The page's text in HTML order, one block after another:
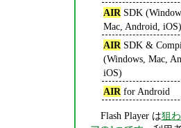
AIR SDK
Mac, Android, iOS)
AIR SDK &
(Windows, Mac,
iOS)
AIR for Android
Flash Player は狙